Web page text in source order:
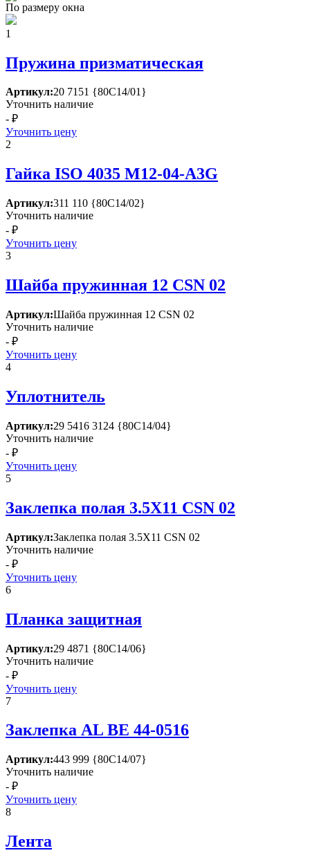
По размеру окна
1
Пружина призматическая
Артикул:20 7151 {80С14/01}
Уточнить наличие
- ₽
Уточнить цену
2
Гайка ISО 4035 М12-04-А3G
Артикул:311 110 {80С14/02}
Уточнить наличие
- ₽
Уточнить цену
3
Шайба пружинная 12 СSN 02
Артикул:Шайба пружинная 12 СSN 02
Уточнить наличие
- ₽
Уточнить цену
4
Уплотнитель
Артикул:29 5416 3124 {80С14/04}
Уточнить наличие
- ₽
Уточнить цену
5
Заклепка полая 3.5Х11 СSN 02
Артикул:Заклепка полая 3.5Х11 СSN 02
Уточнить наличие
- ₽
Уточнить цену
6
Планка защитная
Артикул:29 4871 {80С14/06}
Уточнить наличие
- ₽
Уточнить цену
7
Заклепка АL ВЕ 44-0516
Артикул:443 999 {80С14/07}
Уточнить наличие
- ₽
Уточнить цену
8
Лента